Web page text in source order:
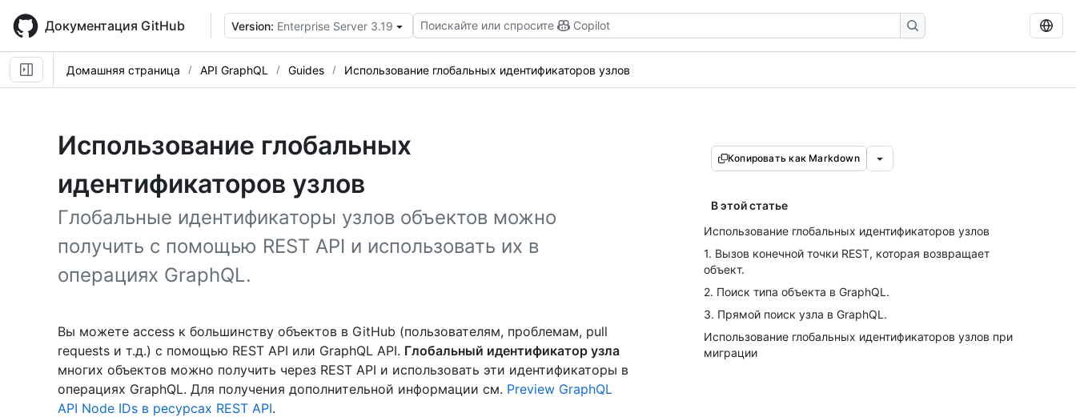
main
content
Документация GitHub Version: Enterprise Server 3.19 Поискайте или спросите Copilot
Домашняя страница API GraphQL Guides Использование глобальных идентификаторов узлов
Использование глобальных
идентификаторов узлов
Глобальные идентификаторы узлов объектов можно
получить с помощью REST API и использовать их в
операциях GraphQL.
Копировать как Markdown
В этой статье
Использование глобальных идентификаторов узлов
1. Вызов конечной точки REST, которая возвращает
объект.
2. Поиск типа объекта в GraphQL.
3. Прямой поиск узла в GraphQL.
Использование глобальных идентификаторов узлов при
миграции
Вы можете access к большинству объектов в GitHub (пользователям, проблемам, pull
requests и т.д.) с помощью REST API или GraphQL API. Глобальный идентификатор узла
многих объектов можно получить через REST API и использовать эти идентификаторы в
операциях GraphQL. Для получения дополнительной информации см. Preview GraphQL
API Node IDs в ресурсах REST API.